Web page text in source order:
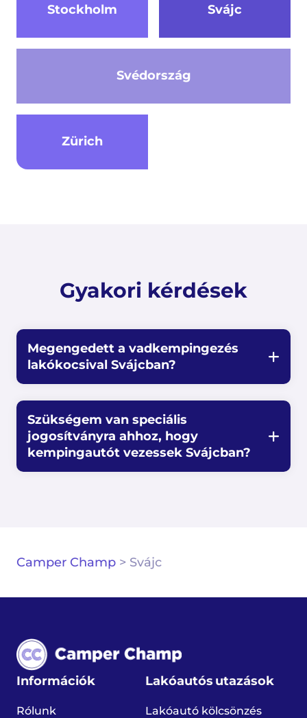
Stockholm Svájc
Svédország
Zürich
Gyakori kérdések
Megengedett a vadkempingezés
lakókocsival Svájcban?
Szükségem van speciális
jogosítványra ahhoz, hogy
kempingautót vezessek Svájcban?
Camper Champ > Svájc
Információk
Rólunk
Lakóautós utazások
Lakóautó kölcsönzés